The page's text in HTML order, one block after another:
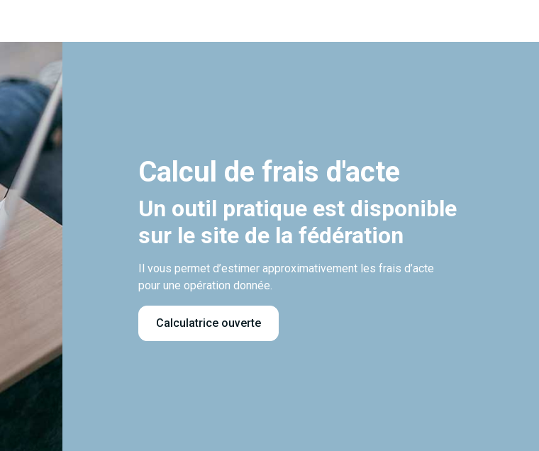
Calcul de frais d'acte
Un outil pratique est disponible
sur le site de la fédération
Il vous permet d’estimer approximativement les frais d’acte
pour une opération donnée.
Calculatrice ouverte